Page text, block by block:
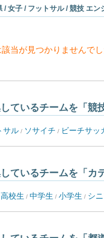
/ 女子 / フットサル / 競技 エン
当が見つかりませんで
ているチームを「競
サル / ソサイチ / ビーチサッ
ているチームを「カ
高校生 / 中学生 / 小学生 / シ